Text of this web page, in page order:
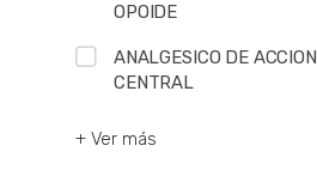
OPOIDE
ANALGESICO DE ACCION
CENTRAL
+ Ver más